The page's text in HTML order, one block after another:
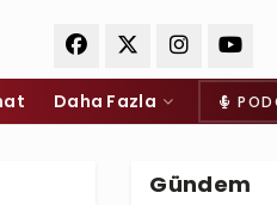
Daha Fazla
Gündem